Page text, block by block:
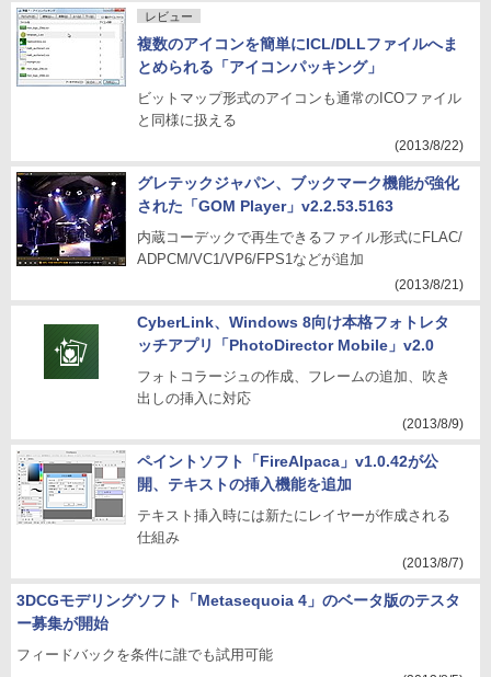
レビュー
複数のアイコンを簡単にICL/DLLファイルへま
とめられる「アイコンパッキング」
ビットマップ形式のアイコンも通常のICOファイル
と同様に扱える
(2013/8/22)
グレテックジャパン、ブックマーク機能が強化
された「GOM Player」v2.2.53.5163
内蔵コーデックで再生できるファイル形式にFLAC/
ADPCM/VC1/VP6/FPS1などが追加
(2013/8/21)
CyberLink、Windows 8向け本格フォトレタ
ッチアプリ「PhotoDirector Mobile」v2.0
フォトコラージュの作成、フレームの追加、吹き
出しの挿入に対応
(2013/8/9)
ペイントソフト「FireAlpaca」v1.0.42が公
開、テキストの挿入機能を追加
テキスト挿入時には新たにレイヤーが作成される
仕組み
(2013/8/7)
3DCGモデリングソフト「Metasequoia 4」のベータ版のテスタ
ー募集が開始
フィードバックを条件に誰でも試用可能